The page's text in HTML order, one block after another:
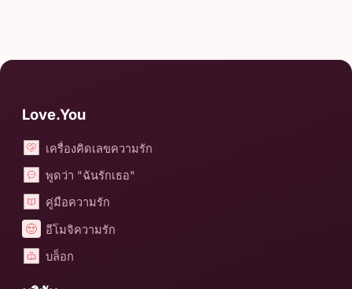
Love.You
เครื่องคิดเลขความรัก
พูดว่า "ฉันรักเธอ"
คู่มือความรัก
อีโมจิความรัก
บล็อก